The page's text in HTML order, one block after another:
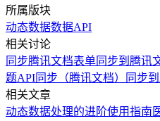
所属版块
动态数据数据API
相关讨论
同步腾讯文档表单同步到腾讯
题API同步（腾讯文档）
同步
相关文章
动态数据处理的进阶使用指南